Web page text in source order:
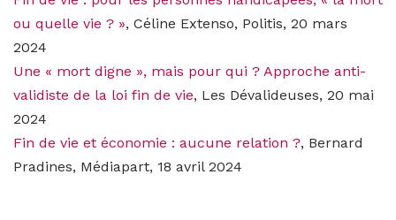
ou quelle vie ? », Céline Extenso, Politis, 20 mars
2024
Une « mort digne », mais pour qui ? Approche anti-
validiste de la loi fin de vie, Les Dévalideuses, 20 mai
2024
Fin de vie et économie : aucune relation ?, Bernard
Pradines, Médiapart, 18 avril 2024